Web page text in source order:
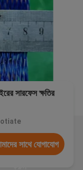
সারফেস ক্ষতির
সাথে যোগাযোগ